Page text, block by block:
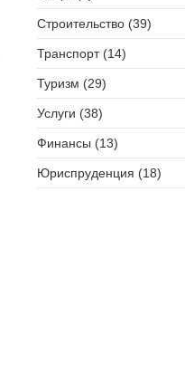
Строительство (39)
Транспорт (14)
Туризм (29)
Услуги (38)
Финансы (13)
Юриспруденция (18)